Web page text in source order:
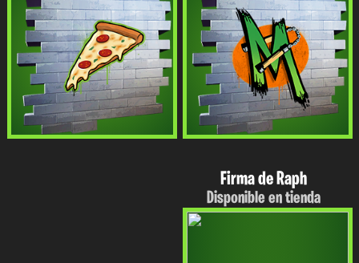
Firma de Raph
Disponible en tienda